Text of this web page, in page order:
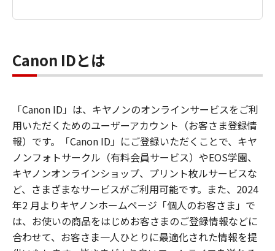
Canon IDとは
「Canon ID」は、キヤノンのオンラインサービスをご利
用いただくためのユーザーアカウント（お客さま登録情
報）です。「Canon ID」にご登録いただくことで、キヤ
ノンフォトサークル（有料会員サービス）やEOS学園、
キヤノンオンラインショップ、プリント枚ルサービスな
ど、さまざまなサービスがご利用可能です。また、2024
年2 月よりキヤノンホームページ「個人のお客さま」で
は、お使いの商品をはじめお客さまのご登録情報などに
合わせて、お客さま一人ひとりに最適化された情報を提